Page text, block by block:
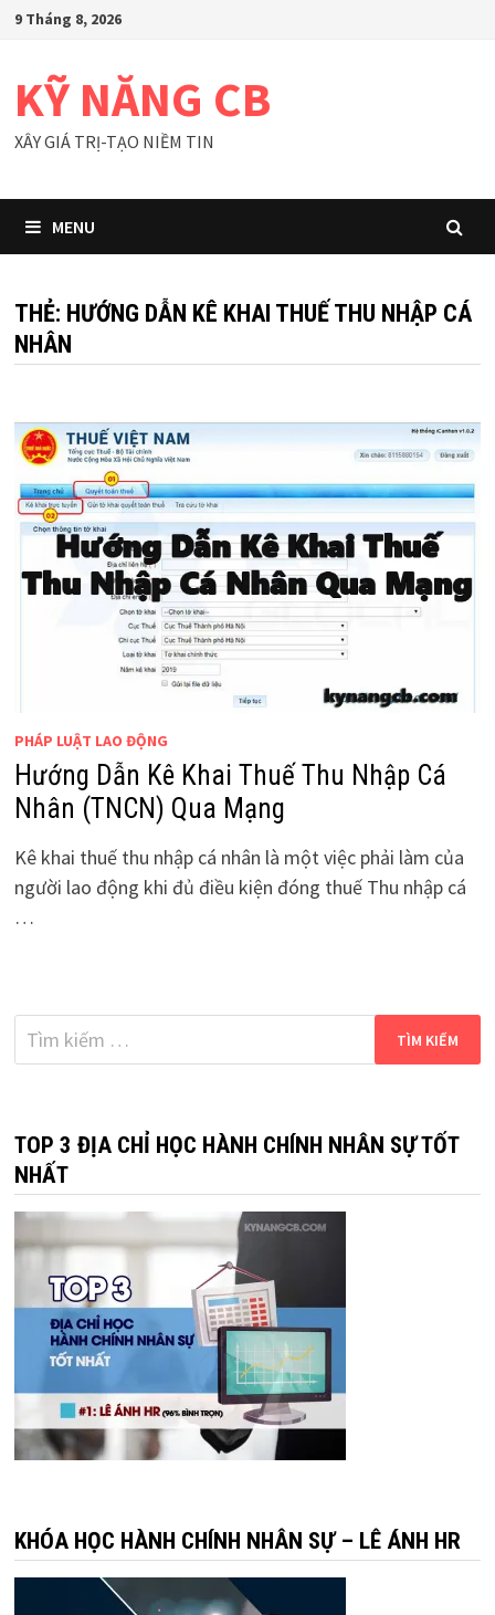
Skip
content
9 Tháng 8, 2026
KỸ NĂNG CB
XÂY GIÁ TRỊ-TẠO NIỀM TIN
MENU
THẺ: HƯỚNG DẪN KÊ KHAI THUẾ THU NHẬP CÁ
NHÂN
PHÁP LUẬT LAO ĐỘNG
Hướng Dẫn Kê Khai Thuế Thu Nhập Cá
Nhân (TNCN) Qua Mạng
Kê khai thuế thu nhập cá nhân là một việc phải làm của
người lao động khi đủ điều kiện đóng thuế Thu nhập cá
…
Tìm
kiếm
TOP 3 ĐỊA CHỈ HỌC HÀNH CHÍNH NHÂN SỰ TỐT
NHẤT
KHÓA HỌC HÀNH CHÍNH NHÂN SỰ – LÊ ÁNH HR